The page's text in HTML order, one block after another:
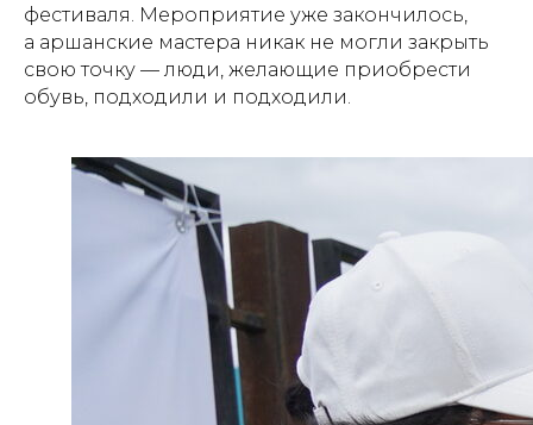
фестиваля. Мероприятие уже закончилось,
а аршанские мастера никак не могли закрыть
свою точку — люди, желающие приобрести
обувь, подходили и подходили.